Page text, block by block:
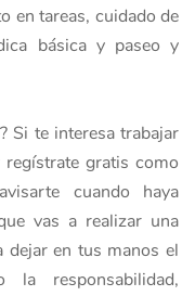
en tareas, cuidado de
básica y paseo y
Si te interesa trabajar
gratis como
cuando haya
vas a realizar una
en tus manos el
responsabilidad,